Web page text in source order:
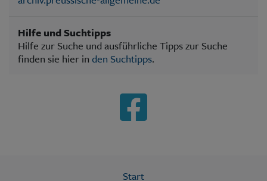
Hilfe und Suchtipps
Hilfe zur Suche und ausführliche Tipps zur Suche
finden sie hier in den Suchtipps.
Start